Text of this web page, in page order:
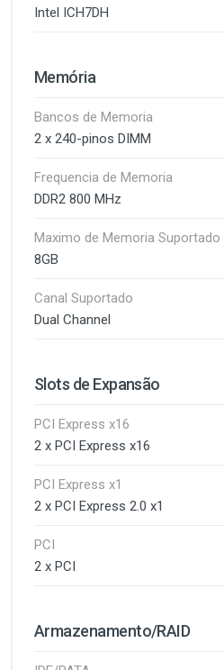
Intel ICH7DH
Memória
Bancos de Memoria
2 x 240-pinos DIMM
Frequencia de Memoria
DDR2 800 MHz
Maximo de Memoria Suportado
8GB
Canal Suportado
Dual Channel
Slots de Expansão
PCI Express x16
2 x PCI Express x16
PCI Express x1
2 x PCI Express 2.0 x1
PCI
2 x PCI
Armazenamento/RAID